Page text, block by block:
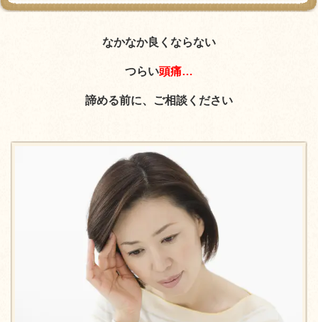
なかなか良くならない
つらい頭痛…
諦める前に、ご相談ください